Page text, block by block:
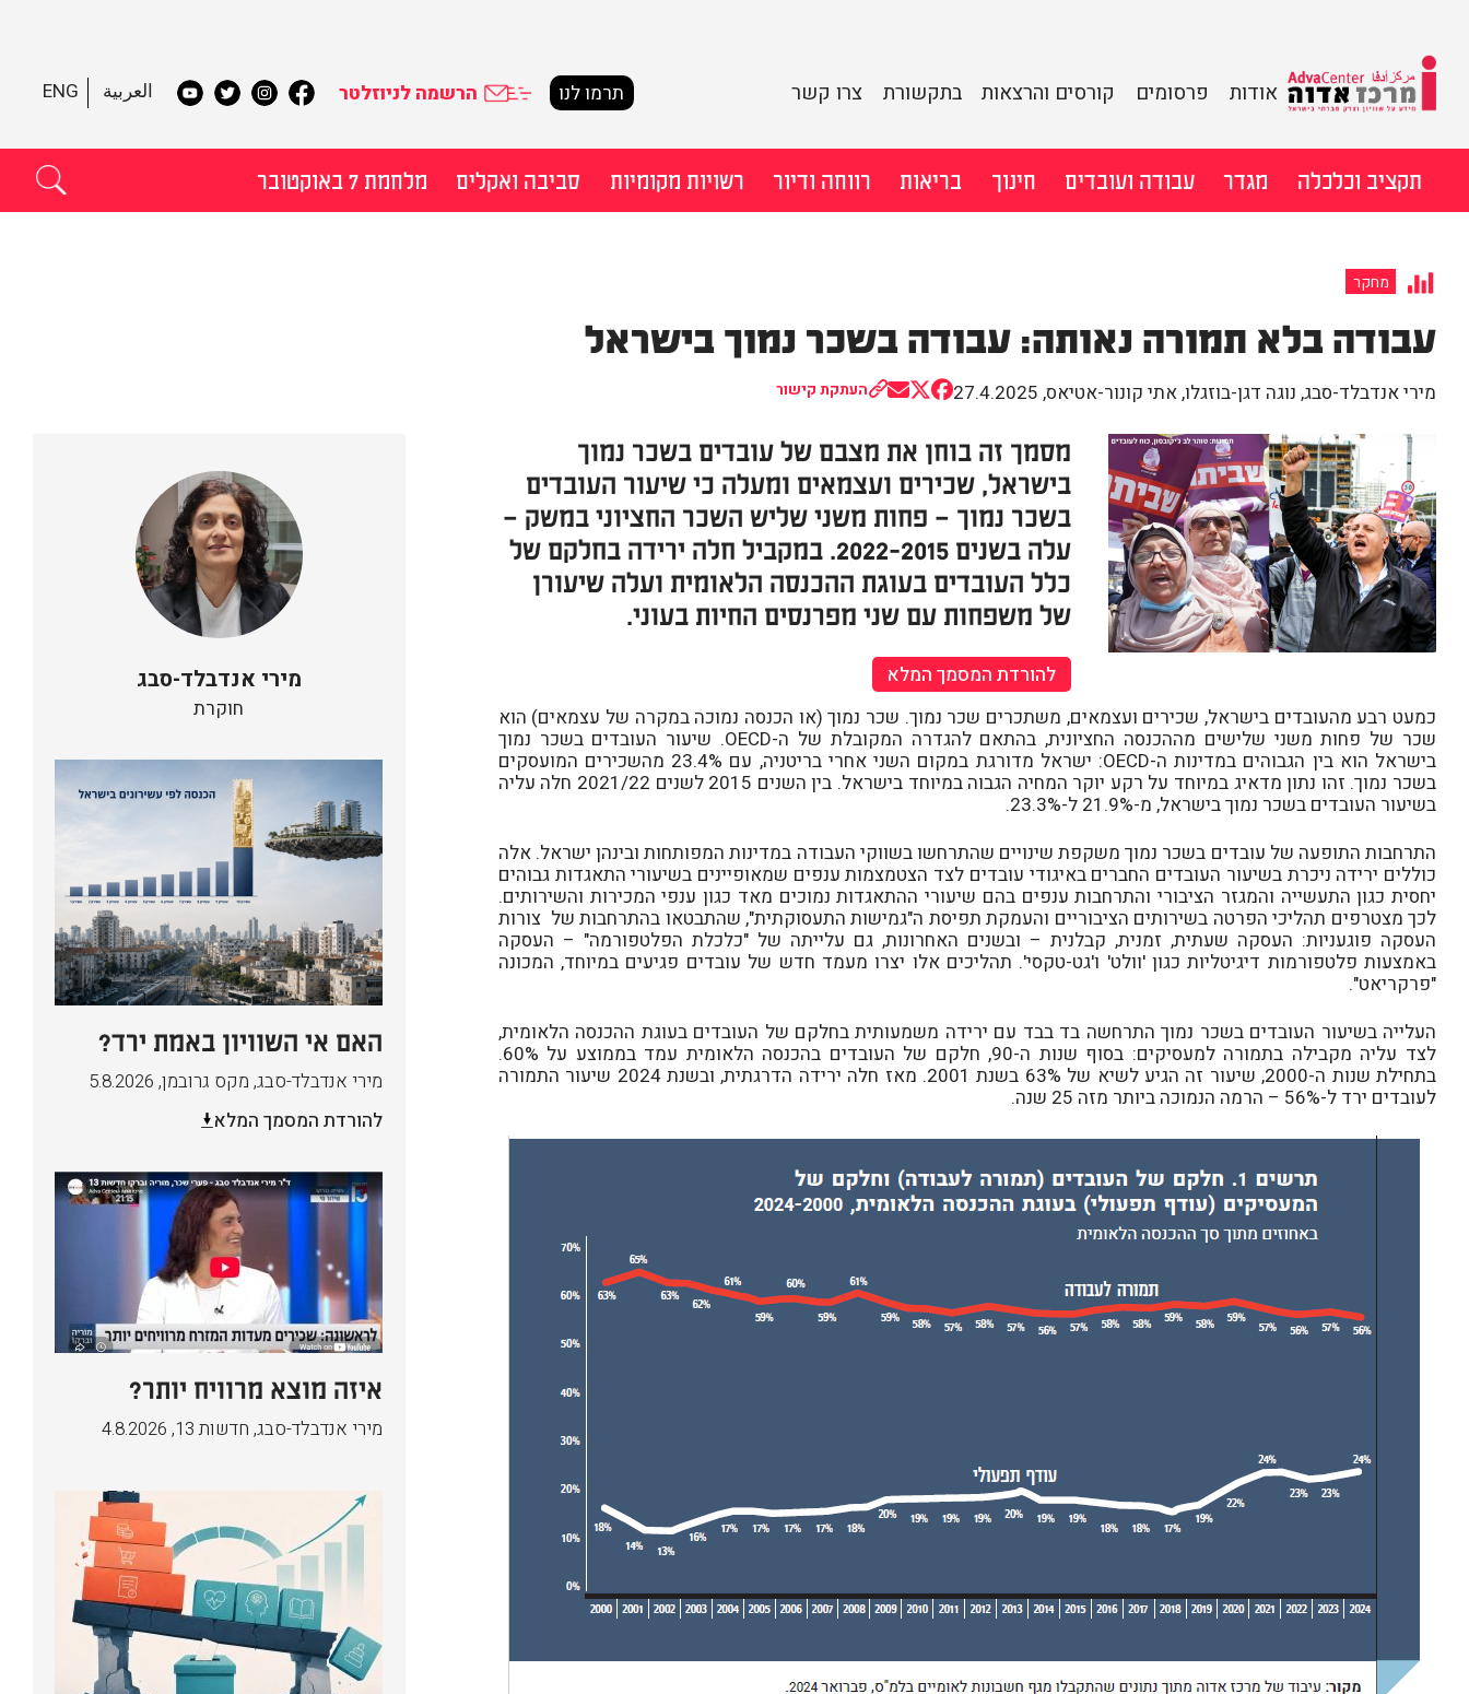
מרכז
אדוה
מידע על שוויון
וצדק חברתי
אודות פרסומים קורסים והרצאות בתקשורת צרו קשר תרמו לנו הרשמה לניוזלטר العربية ENG
לדלג
לתוכן
תקציב וכלכלה מגדר עבודה ועובדים חינוך בריאות רווחה ודיור רשויות מקומיות סביבה ואקלים מלחמת 7 באוקטובר
מחקר
עבודה בלא תמורה נאותה: עבודה בשכר נמוך בישראל
מירי אנדבלד-סבג, נוגה דגן-בוזגלו, אתי קונור-אטיאס,
27.4.2025
Share
Share
(Twitter)
Shareהעתקת קישור
מסמך זה בוחן את מצבם של עובדים בשכר נמוך
בישראל, שכירים ועצמאים ומעלה כי שיעור העובדים
בשכר נמוך – פחות משני שליש השכר החציוני במשק –
עלה בשנים 2022-2015. במקביל חלה ירידה בחלקם של
כלל העובדים בעוגת ההכנסה הלאומית ועלה שיעורן
של משפחות עם שני מפרנסים החיות בעוני.
להורדת המסמך המלא
כמעט רבע מהעובדים בישראל, שכירים ועצמאים, משתכרים שכר נמוך. שכר נמוך (או הכנסה נמוכה במקרה של עצמאים) הוא
שכר של פחות משני שלישים מההכנסה החציונית, בהתאם להגדרה המקובלת של ה-OECD. שיעור העובדים בשכר נמוך
בישראל הוא בין הגבוהים במדינות ה-OECD: ישראל מדורגת במקום השני אחרי בריטניה, עם 23.4% מהשכירים המועסקים
בשכר נמוך. זהו נתון מדאיג במיוחד על רקע יוקר המחיה הגבוה במיוחד בישראל. בין השנים 2015 לשנים 2021/22 חלה עליה
בשיעור העובדים בשכר נמוך בישראל, מ-21.9% ל-23.3%.
התרחבות התופעה של עובדים בשכר נמוך משקפת שינויים שהתרחשו בשווקי העבודה במדינות המפותחות ובינהן ישראל. אלה
כוללים ירידה ניכרת בשיעור העובדים החברים באיגודי עובדים לצד הצטמצמות ענפים שמאופיינים בשיעורי התאגדות גבוהים
יחסית כגון התעשייה והמגזר הציבורי והתרחבות ענפים בהם שיעורי ההתאגדות נמוכים מאד כגון ענפי המכירות והשירותים.
לכך מצטרפים תהליכי הפרטה בשירותים הציבוריים והעמקת תפיסת ה"גמישות התעסוקתית", שהתבטאו בהתרחבות של צורות
העסקה פוגעניות: העסקה שעתית, זמנית, קבלנית – ובשנים האחרונות, גם עלייתה של "כלכלת הפלטפורמה" – העסקה
באמצעות פלטפורמות דיגיטליות כגון 'וולט' ו'גט-טקסי'. תהליכים אלו יצרו מעמד חדש של עובדים פגיעים במיוחד, המכונה
"פרקריאט".
העלייה בשיעור העובדים בשכר נמוך התרחשה בד בבד עם ירידה משמעותית בחלקם של העובדים בעוגת ההכנסה הלאומית,
לצד עליה מקבילה בתמורה למעסיקים: בסוף שנות ה-90, חלקם של העובדים בהכנסה הלאומית עמד בממוצע על 60%.
בתחילת שנות ה-2000, שיעור זה הגיע לשיא של 63% בשנת 2001. מאז חלה ירידה הדרגתית, ובשנת 2024 שיעור התמורה
לעובדים ירד ל-56% – הרמה הנמוכה ביותר מזה 25 שנה.
מירי אנדבלד-סבג
חוקרת
האם אי השוויון באמת ירד?
מירי אנדבלד-סבג, מקס גרובמן,
5.8.2026
להורדת המסמך המלא
איזה מוצא מרוויח יותר?
מירי אנדבלד-סבג, חדשות 13 ,
4.8.2026